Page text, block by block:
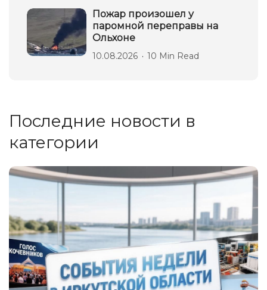
Пожар произошел у
паромной переправы на
Ольхоне
10.08.2026 10 Min Read
Последние новости в
категории